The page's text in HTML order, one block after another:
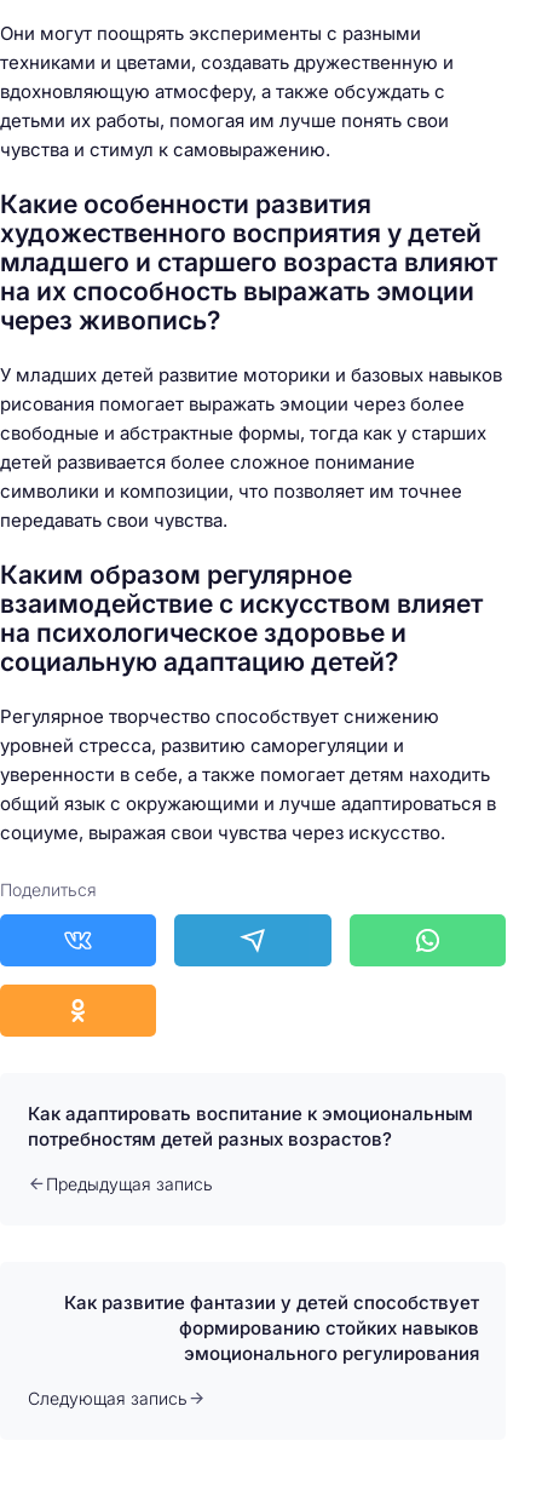
Они могут поощрять эксперименты с разными
техниками и цветами, создавать дружественную и
вдохновляющую атмосферу, а также обсуждать с
детьми их работы, помогая им лучше понять свои
чувства и стимул к самовыражению.
Какие особенности развития
художественного восприятия у детей
младшего и старшего возраста влияют
на их способность выражать эмоции
через живопись?
У младших детей развитие моторики и базовых навыков
рисования помогает выражать эмоции через более
свободные и абстрактные формы, тогда как у старших
детей развивается более сложное понимание
символики и композиции, что позволяет им точнее
передавать свои чувства.
Каким образом регулярное
взаимодействие с искусством влияет
на психологическое здоровье и
социальную адаптацию детей?
Регулярное творчество способствует снижению
уровней стресса, развитию саморегуляции и
уверенности в себе, а также помогает детям находить
общий язык с окружающими и лучше адаптироваться в
социуме, выражая свои чувства через искусство.
Поделиться
Как адаптировать воспитание к эмоциональным
потребностям детей разных возрастов?
Предыдущая запись
Как развитие фантазии у детей способствует
формированию стойких навыков
эмоционального регулирования
Следующая запись